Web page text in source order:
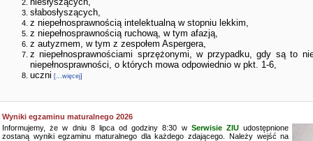
słabosłyszących,
z niepełnosprawnością intelektualną w stopniu lekkim,
z niepełnosprawnością ruchową, w tym afazją,
z autyzmem, w tym z zespołem Aspergera,
z niepełnosprawnościami sprzężonymi, w przypadku, gdy są to
niepełnosprawności, o których mowa odpowiednio w pkt. 1-6,
uczni [...więcej]
Wyniki egzaminu maturalnego 2026
Informujemy, że w dniu 8 lipca od godziny 8:30 w Serwisie ZIU udostępnione
zostaną wyniki egzaminu maturalnego dla każdego zdającego. Należy wejść na